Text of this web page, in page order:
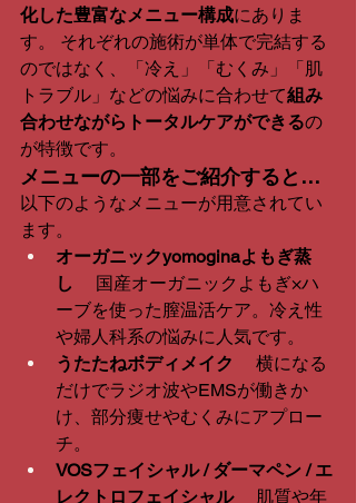
化した豊富なメニュー構成にありま
す。 それぞれの施術が単体で完結する
のではなく、「冷え」「むくみ」「肌
トラブル」などの悩みに合わせて組み
合わせながらトータルケアができるの
が特徴です。
メニューの一部をご紹介すると…
以下のようなメニューが用意されてい
ます。
オーガニックyomoginaよもぎ蒸
し
国産オーガニックよもぎ×ハ
ーブを使った膣温活ケア。冷え性
や婦人科系の悩みに人気です。
うたたねボディメイク
横になる
だけでラジオ波やEMSが働きか
け、部分痩せやむくみにアプロー
チ。
VOSフェイシャル / ダーマペン / エ
レクトロフェイシャル 肌質や年